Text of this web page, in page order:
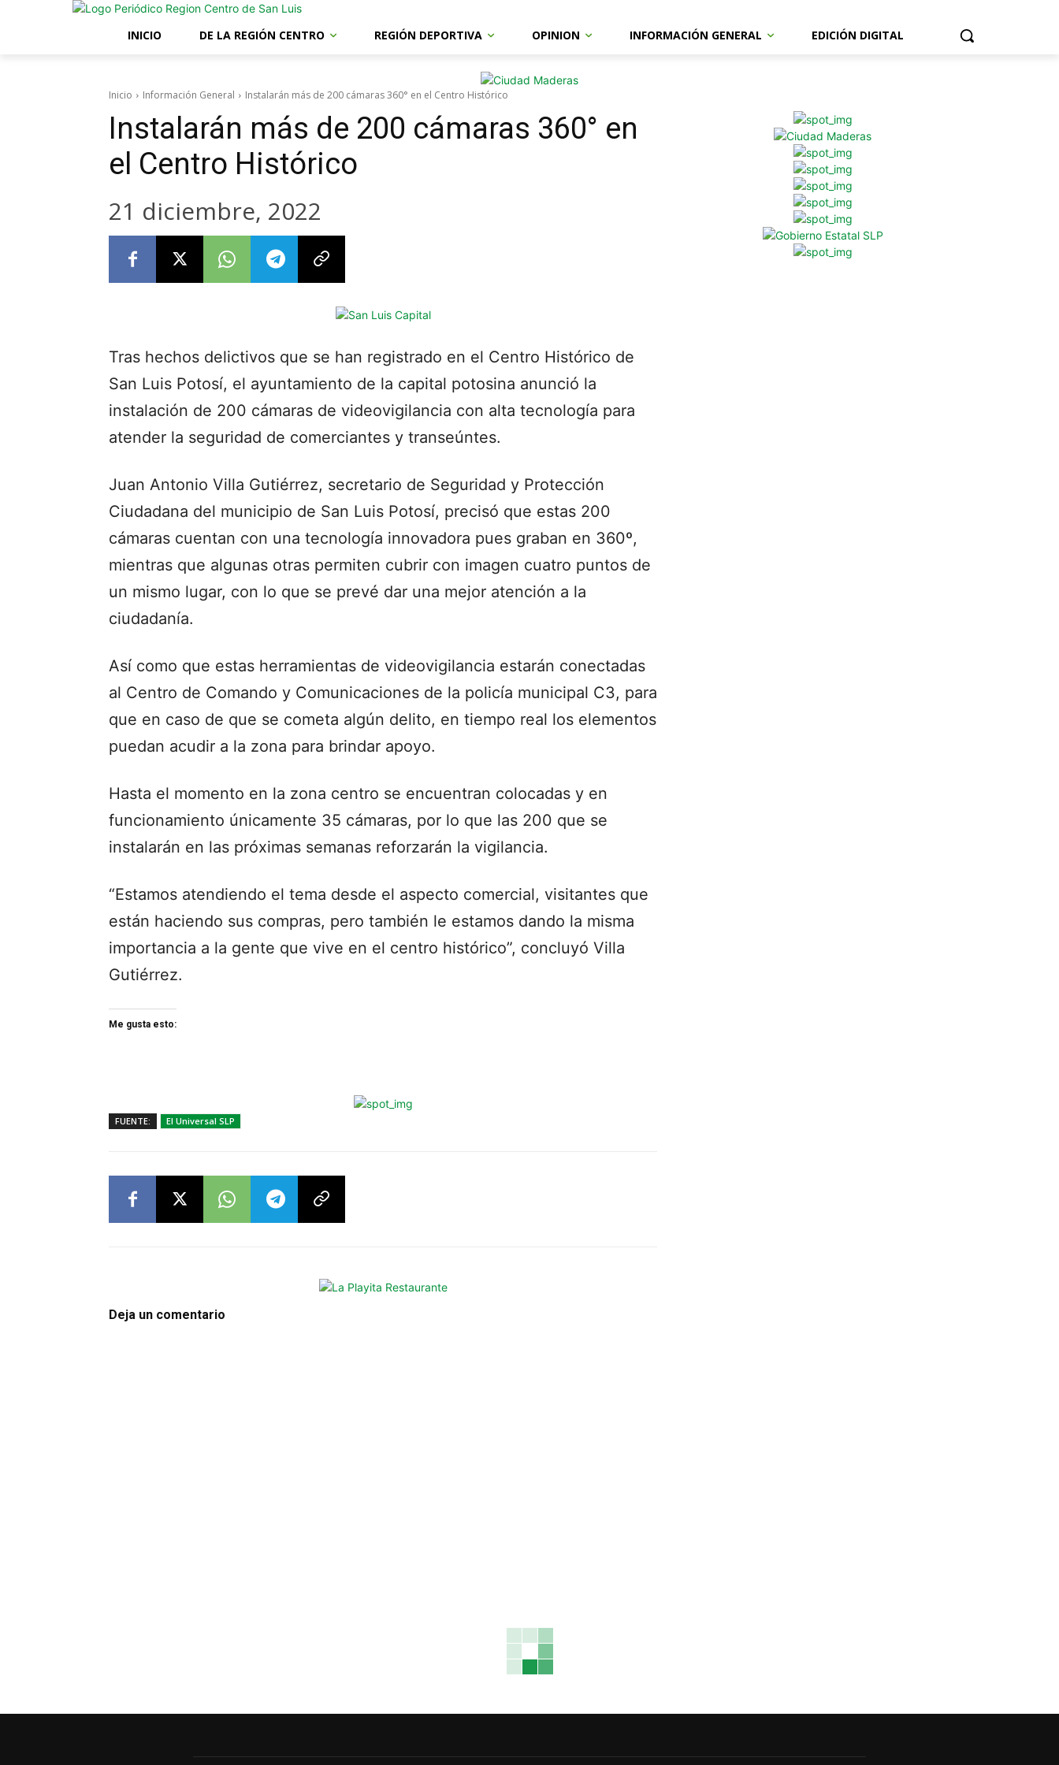
INICIO DE LA REGIÓN CENTRO REGIÓN DEPORTIVA OPINION INFORMACIÓN GENERAL EDICIÓN DIGITAL
Inicio Información General Instalarán más de 200 cámaras 360° en el Centro Histórico
Instalarán más de 200 cámaras 360° en
el Centro Histórico
21 diciembre, 2022
Tras hechos delictivos que se han registrado en el Centro Histórico de
San Luis Potosí, el ayuntamiento de la capital potosina anunció la
instalación de 200 cámaras de videovigilancia con alta tecnología para
atender la seguridad de comerciantes y transeúntes.
Juan Antonio Villa Gutiérrez, secretario de Seguridad y Protección
Ciudadana del municipio de San Luis Potosí, precisó que estas 200
cámaras cuentan con una tecnología innovadora pues graban en 360º,
mientras que algunas otras permiten cubrir con imagen cuatro puntos de
un mismo lugar, con lo que se prevé dar una mejor atención a la
ciudadanía.
Así como que estas herramientas de videovigilancia estarán conectadas
al Centro de Comando y Comunicaciones de la policía municipal C3, para
que en caso de que se cometa algún delito, en tiempo real los elementos
puedan acudir a la zona para brindar apoyo.
Hasta el momento en la zona centro se encuentran colocadas y en
funcionamiento únicamente 35 cámaras, por lo que las 200 que se
instalarán en las próximas semanas reforzarán la vigilancia.
“Estamos atendiendo el tema desde el aspecto comercial, visitantes que
están haciendo sus compras, pero también le estamos dando la misma
importancia a la gente que vive en el centro histórico”, concluyó Villa
Gutiérrez.
Me gusta esto:
FUENTE: El Universal SLP
Deja un comentario